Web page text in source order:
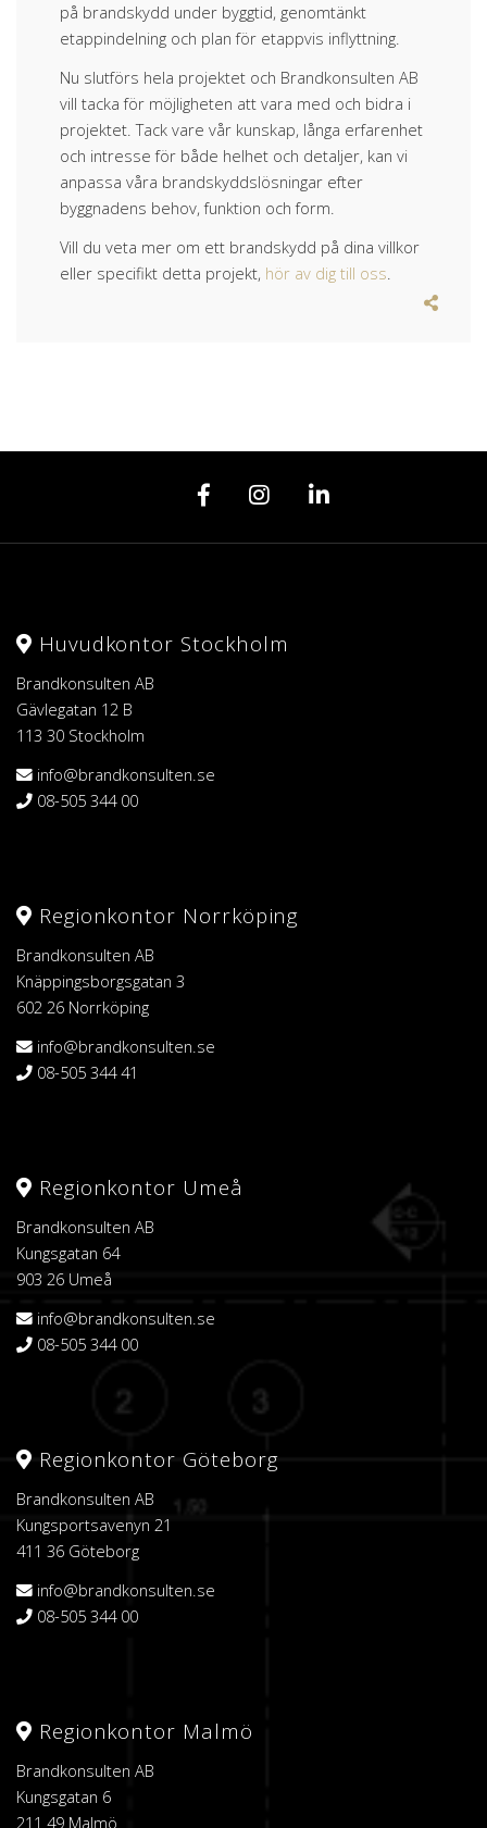
på brandskydd under byggtid, genomtänkt
etappindelning och plan för etappvis inflyttning.
Nu slutförs hela projektet och Brandkonsulten AB
vill tacka för möjligheten att vara med och bidra i
projektet. Tack vare vår kunskap, långa erfarenhet
och intresse för både helhet och detaljer, kan vi
anpassa våra brandskyddslösningar efter
byggnadens behov, funktion och form.
Vill du veta mer om ett brandskydd på dina villkor
eller specifikt detta projekt, hör av dig till oss.
Huvudkontor Stockholm
Brandkonsulten AB
Gävlegatan 12 B
113 30 Stockholm
info@brandkonsulten.se
08-505 344 00
Regionkontor Norrköping
Brandkonsulten AB
Knäppingsborgsgatan 3
602 26 Norrköping
info@brandkonsulten.se
08-505 344 41
Regionkontor Umeå
Brandkonsulten AB
Kungsgatan 64
903 26 Umeå
info@brandkonsulten.se
08-505 344 00
Regionkontor Göteborg
Brandkonsulten AB
Kungsportsavenyn 21
411 36 Göteborg
info@brandkonsulten.se
08-505 344 00
Regionkontor Malmö
Brandkonsulten AB
Kungsgatan 6
211 49 Malmö